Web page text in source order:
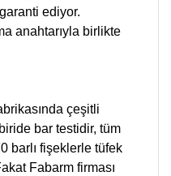
ediyor.
anahtarıyla birlikte
çeşitli
bar testidir, tüm
barlı fişeklerle tüfek
Fabarm firması